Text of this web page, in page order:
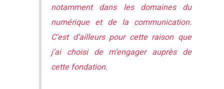
notamment dans les domaines du
numérique et de la communication.
C’est d’ailleurs pour cette raison que
j’ai choisi de m’engager auprès de
cette fondation.